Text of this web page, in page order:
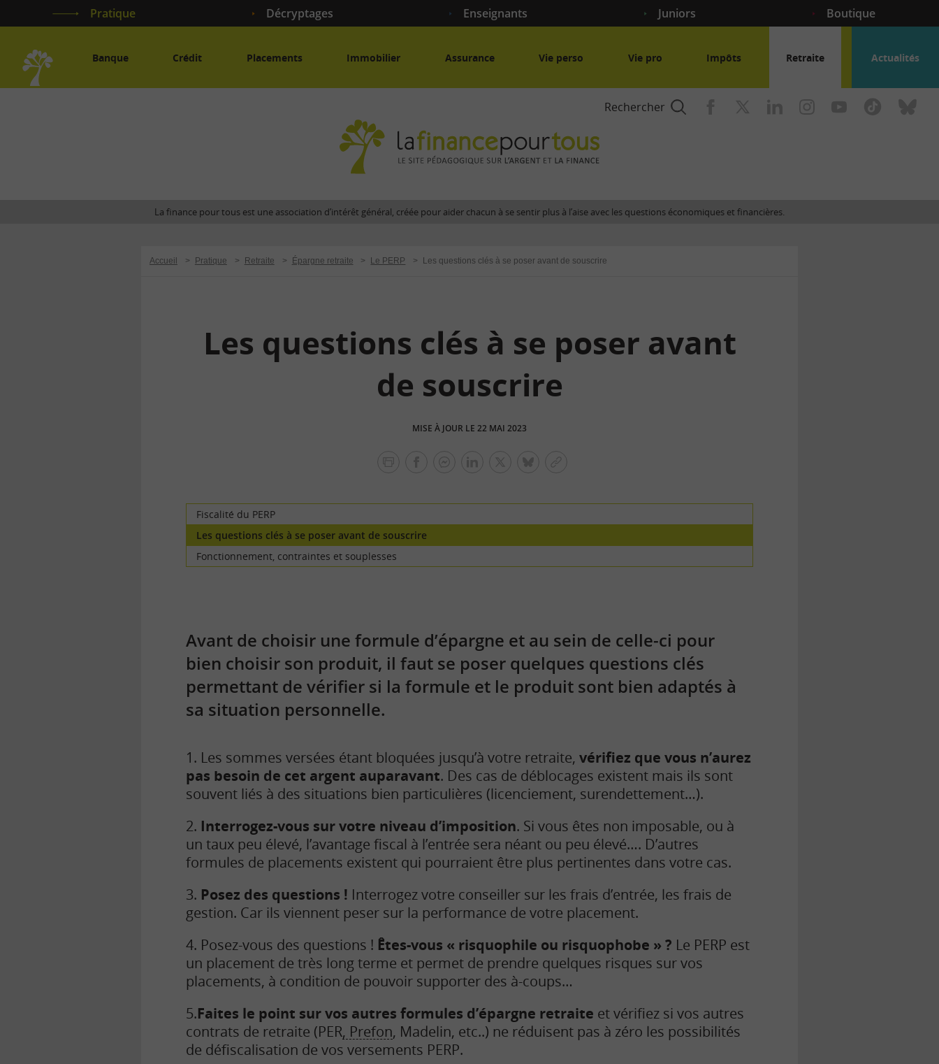
Pratique Décryptages Enseignants Juniors Boutique
Banque Crédit Placements Immobilier Assurance Vie perso Vie pro Impôts Retraite Actualités
Rechercher
finance
site
l'argent
La finance pour tous est une association d’intérêt général, créée pour aider chacun à se sentir plus à l’aise avec les questions économiques et financières.
Accueil > Pratique > Retraite > Épargne retraite > Le PERP > Les questions clés à se poser avant de souscrire
Les questions clés à se poser avant
de souscrire
MISE À JOUR LE 22 MAI 2023
lien
Fiscalité du PERP
Les questions clés à se poser avant de souscrire
Fonctionnement, contraintes et souplesses
Avant de choisir une formule d’épargne et au sein de celle-ci pour
bien choisir son produit, il faut se poser quelques questions clés
permettant de vérifier si la formule et le produit sont bien adaptés à
sa situation personnelle.
1. Les sommes versées étant bloquées jusqu’à votre retraite, vérifiez que vous n’aurez
pas besoin de cet argent auparavant. Des cas de déblocages existent mais ils sont
souvent liés à des situations bien particulières (licenciement, surendettement…).
2. Interrogez-vous sur votre niveau d’imposition. Si vous êtes non imposable, ou à
un taux peu élevé, l’avantage fiscal à l’entrée sera néant ou peu élevé…. D’autres
formules de placements existent qui pourraient être plus pertinentes dans votre cas.
3. Posez des questions ! Interrogez votre conseiller sur les frais d’entrée, les frais de
gestion. Car ils viennent peser sur la performance de votre placement.
4. Posez-vous des questions ! Êtes-vous « risquophile ou risquophobe » ? Le PERP est
un placement de très long terme et permet de prendre quelques risques sur vos
placements, à condition de pouvoir supporter des à-coups…
5.Faites le point sur vos autres formules d’épargne retraite et vérifiez si vos autres
contrats de retraite (PER, Prefon, Madelin, etc..) ne réduisent pas à zéro les possibilités
de défiscalisation de vos versements PERP.